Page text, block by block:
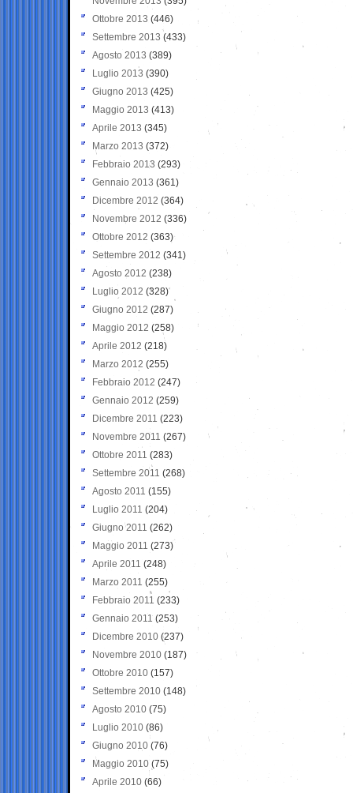
Ottobre 2013 (446)
Settembre 2013 (433)
Agosto 2013 (389)
Luglio 2013 (390)
Giugno 2013 (425)
Maggio 2013 (413)
Aprile 2013 (345)
Marzo 2013 (372)
Febbraio 2013 (293)
Gennaio 2013 (361)
Dicembre 2012 (364)
Novembre 2012 (336)
Ottobre 2012 (363)
Settembre 2012 (341)
Agosto 2012 (238)
Luglio 2012 (328)
Giugno 2012 (287)
Maggio 2012 (258)
Aprile 2012 (218)
Marzo 2012 (255)
Febbraio 2012 (247)
Gennaio 2012 (259)
Dicembre 2011 (223)
Novembre 2011 (267)
Ottobre 2011 (283)
Settembre 2011 (268)
Agosto 2011 (155)
Luglio 2011 (204)
Giugno 2011 (262)
Maggio 2011 (273)
Aprile 2011 (248)
Marzo 2011 (255)
Febbraio 2011 (233)
Gennaio 2011 (253)
Dicembre 2010 (237)
Novembre 2010 (187)
Ottobre 2010 (157)
Settembre 2010 (148)
Agosto 2010 (75)
Luglio 2010 (86)
Giugno 2010 (76)
Maggio 2010 (75)
Aprile 2010 (66)